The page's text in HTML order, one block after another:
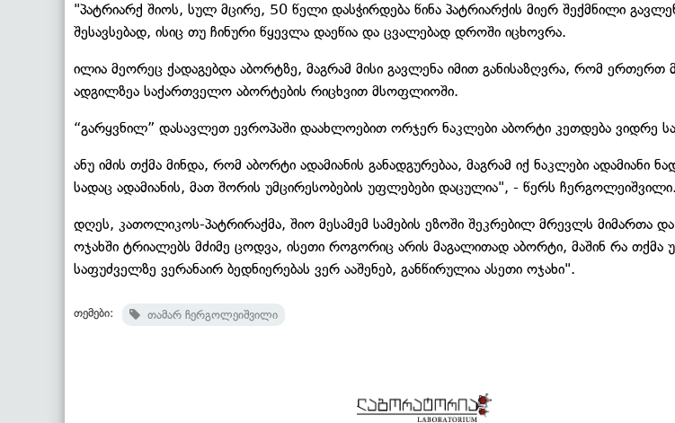
"პატრიარქ შიოს, სულ მცირე, 50 წელი დასჭირდება წინა პატრიარქის მიერ შექმნილი
შესავსებად, ისიც თუ ჩინური წყევლა დაეწია და ცვალებად დროში იცხოვრა.
ილია მეორეც ქადაგებდა აბორტზე, მაგრამ მისი გავლენა იმით განისაზღვრა, რომ ერთერთ
ადგილზეა საქართველო აბორტების რიცხვით მსოფლიოში.
“გარყვნილ” დასავლეთ ევროპაში დაახლოებით ორჯერ ნაკლები აბორტი კეთდება ვიდრე
ანუ იმის თქმა მინდა, რომ აბორტი ადამიანის განადგურებაა, მაგრამ იქ ნაკლები ადამიანი
სადაც ადამიანის, მათ შორის უმცირესობების უფლებები დაცულია", - წერს ჩერგოლეიშვილი.
დღეს, კათოლიკოს-პატრირაქმა, შიო მესამემ სამების ეზოში შეკრებილ მრევლს მიმართა
ოჯახში ტრიალებს მძიმე ცოდვა, ისეთი როგორიც არის მაგალითად აბორტი, მაშინ რა თქმა
საფუძველზე ვერანაირ ბედნიერებას ვერ ააშენებ, განწირულია ასეთი ოჯახი".
თემები: თამარ ჩერგოლეიშვილი